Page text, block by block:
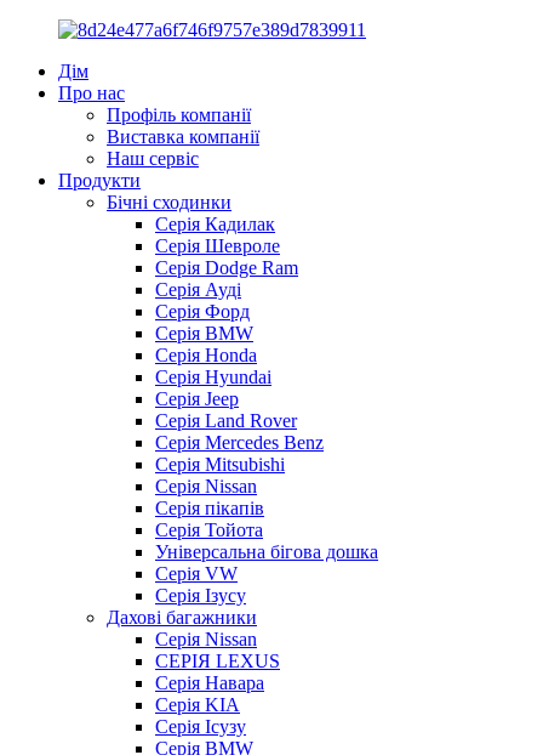
Дім
Про нас
Профіль компанії
Виставка компанії
Наш сервіс
Продукти
Бічні сходинки
Серія Кадилак
Серія Шевроле
Серія Dodge Ram
Серія Ауді
Серія Форд
Серія BMW
Серія Honda
Серія Hyundai
Серія Jeep
Серія Land Rover
Серія Mercedes Benz
Серія Mitsubishi
Серія Nissan
Серія пікапів
Серія Тойота
Універсальна бігова дошка
Серія VW
Серія Ізусу
Дахові багажники
Серія Nissan
СЕРІЯ LEXUS
Серія Навара
Серія KIA
Серія Ісузу
Серія BMW